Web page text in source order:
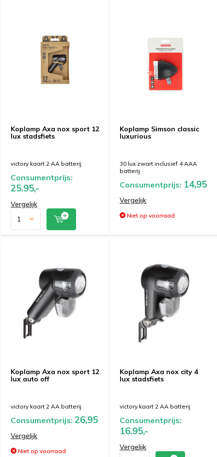
Koplamp Axa nox sport 12
lux stadsfiets
victory kaart 2 AA batterij
Consumentprijs:
25.95,-
Vergelijk
Koplamp Simson classic
luxurious
30 lux zwart inclusief 4 AAA
batterij
Consumentprijs: 14,95
Vergelijk
Niet op voorraad
Koplamp Axa nox sport 12
lux auto off
victory kaart 2 AA batterij
Consumentprijs: 26,95
Vergelijk
Niet op voorraad
Koplamp Axa nox city 4
lux stadsfiets
victory kaart 2 AA batterij
Consumentprijs:
16.95,-
Vergelijk